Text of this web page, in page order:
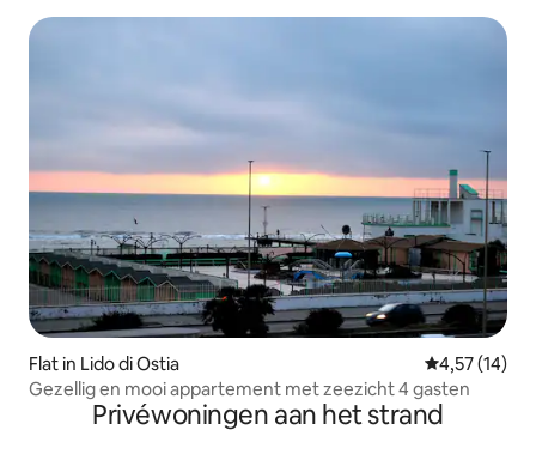
Flat in Lido di Ostia Gemiddelde
4,57 (14)
Gezellig en mooi appartement met zeezicht 4 gasten
Privéwoningen aan het strand